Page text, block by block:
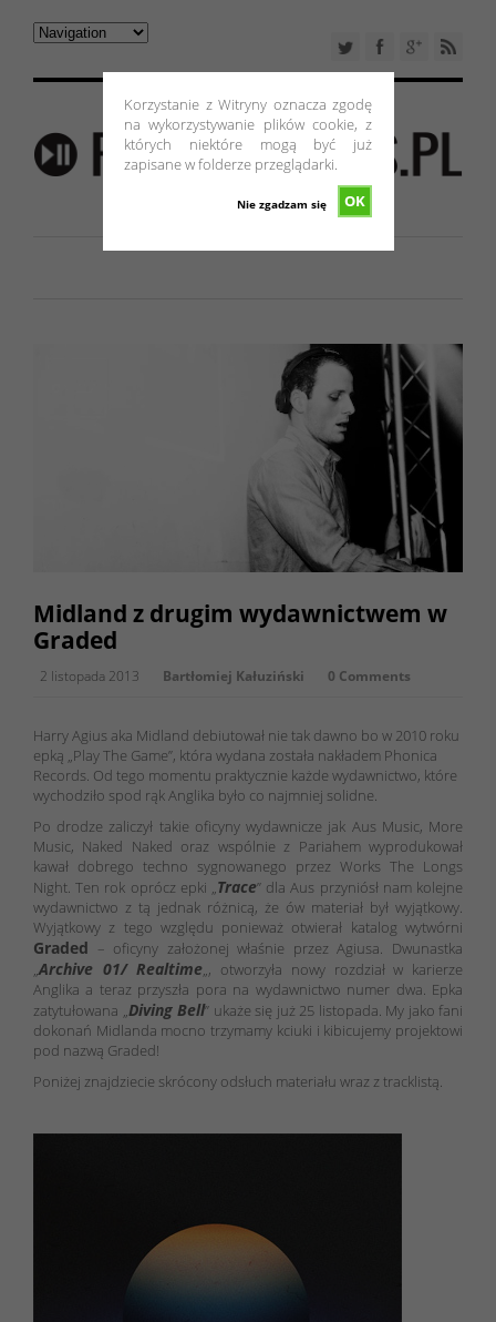
Korzystanie z Witryny oznacza zgodę
na wykorzystywanie plików cookie, z
których niektóre mogą być już
zapisane w folderze przeglądarki.
OK
Nie zgadzam się
Midland z drugim wydawnictwem w
Graded
2 listopada 2013 Bartłomiej Kałuziński 0 Comments
Harry Agius aka Midland debiutował nie tak dawno bo w 2010 roku
epką „Play The Game”, która wydana została nakładem Phonica
Records. Od tego momentu praktycznie każde wydawnictwo, które
wychodziło spod rąk Anglika było co najmniej solidne.
Po drodze zaliczył takie oficyny wydawnicze jak Aus Music, More
Music, Naked Naked oraz wspólnie z Pariahem wyprodukował
kawał dobrego techno sygnowanego przez Works The Longs
Night. Ten rok oprócz epki „Trace” dla Aus przyniósł nam kolejne
wydawnictwo z tą jednak różnicą, że ów materiał był wyjątkowy.
Wyjątkowy z tego względu ponieważ otwierał katalog wytwórni
Graded – oficyny założonej właśnie przez Agiusa. Dwunastka
„Archive 01/ Realtime„, otworzyła nowy rozdział w karierze
Anglika a teraz przyszła pora na wydawnictwo numer dwa. Epka
zatytułowana „Diving Bell” ukaże się już 25 listopada. My jako fani
dokonań Midlanda mocno trzymamy kciuki i kibicujemy projektowi
pod nazwą Graded!
Poniżej znajdziecie skrócony odsłuch materiału wraz z tracklistą.